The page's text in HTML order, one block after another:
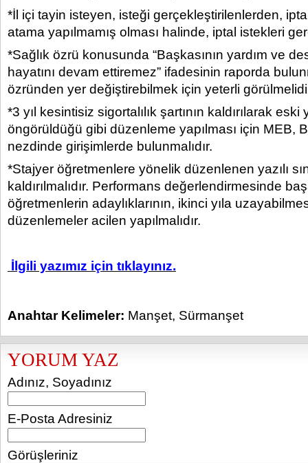
*İl içi tayin isteyen, isteği gerçekleştirilenlerden,
atama yapılmamış olması halinde, iptal istekleri
*Sağlık özrü konusunda “Başkasının yardım ve
hayatını devam ettiremez” ifadesinin raporda
özründen yer değiştirebilmek için yeterli
*3 yıl kesintisiz sigortalılık şartının kaldırılarak
öngörüldüğü gibi düzenleme yapılması için MEB,
nezdinde girişimlerde bulunmalıdır.
*Stajyer öğretmenlere yönelik düzenlenen yazılı
kaldırılmalıdır. Performans değerlendirmesinde
öğretmenlerin adaylıklarının, ikinci yıla
düzenlemeler acilen yapılmalıdır.
İlgili yazımız için tıklayınız.
Anahtar Kelimeler: Manşet, Sürmanşet
YORUM YAZ
Adınız, Soyadınız
E-Posta Adresiniz
Görüşleriniz